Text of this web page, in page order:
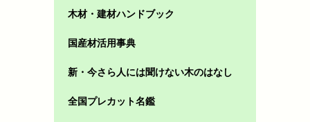
木材・建材ハンドブック
国産材活用事典
新・今さら人には聞けない木のはなし
全国プレカット名鑑